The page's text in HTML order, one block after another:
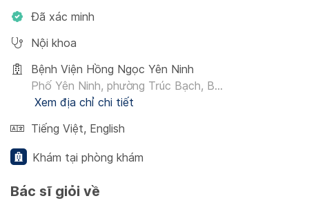
Đã xác minh
Nội khoa
Bệnh Viện Hồng Ngọc Yên Ninh
Phố Yên Ninh, phường Trúc Bạch, B...
Xem địa chỉ chi tiết
Tiếng Việt, English
Khám tại phòng khám
Bác sĩ giỏi về